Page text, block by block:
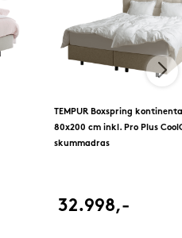
TEMPUR Boxspring
80x200 cm inkl. Pro Plus
skummadras
32.998,-